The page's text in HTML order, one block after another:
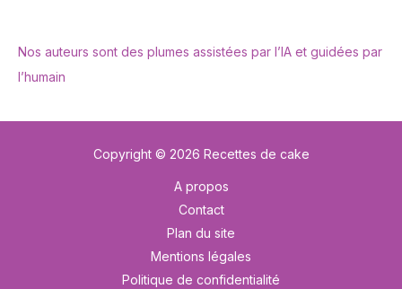
Nos auteurs sont des plumes assistées par l’IA et guidées par
l’humain
Copyright © 2026 Recettes de cake
A propos
Contact
Plan du site
Mentions légales
Politique de confidentialité